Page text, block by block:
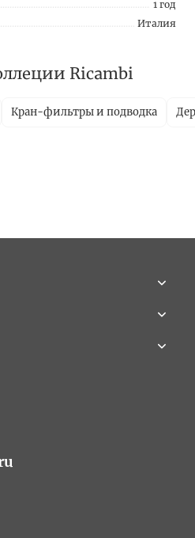
1 год
Италия
Ricambi
Кран-фильтры и подводка